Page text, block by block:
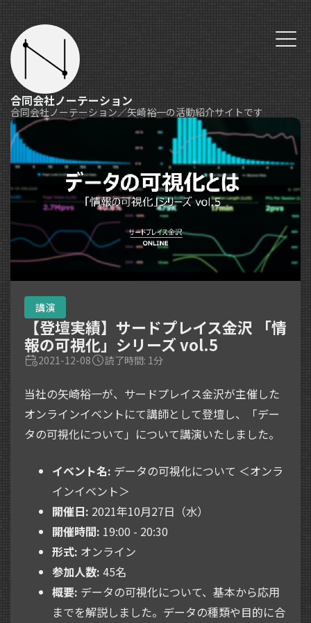
合同会社ノーテーション
合同会社ノーテーション／矢崎裕一の活動紹介サイトです
講演
【登壇実績】サードプレイス金沢 「情
報の可視化」シリーズ vol.5
2021-12-08 読了時間: 1分
当社の矢崎裕一が、サードプレイス金沢が主催した
オンラインイベントにて講師として登壇し、「デー
タの可視化について」について講演いたしました。
イベント名: データの可視化について ＜オンラ
インイベント＞
開催日: 2021年10月27日（水）
開催時間: 19:00 - 20:30
形式: オンライン
参加人数: 45名
概要: データの可視化について、基本から応用
までを解説しました。データの種類や目的に合